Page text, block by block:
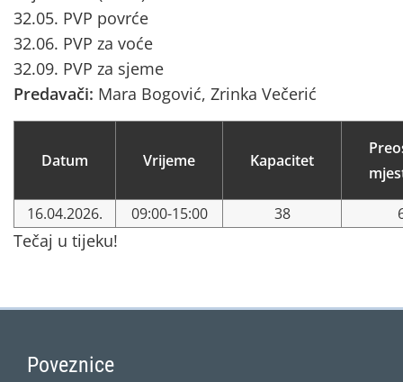
32.05. PVP povrće
32.06. PVP za voće
32.09. PVP za sjeme
Predavači: Mara Bogović, Zrinka Večerić
Datum Vrijeme Kapacitet
16.04.2026. 09:00-15:00 38
Tečaj u tijeku!
Poveznice